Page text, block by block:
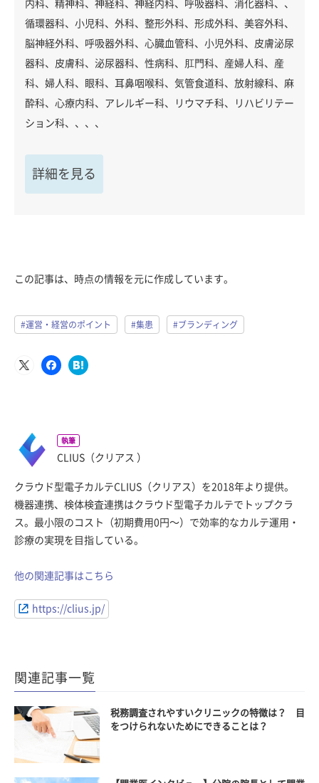
内科、精神科、神経科、神経内科、呼吸器科、消化器科、、
循環器科、小児科、外科、整形外科、形成外科、美容外科、
脳神経外科、呼吸器外科、心臓血管科、小児外科、皮膚泌尿
器科、皮膚科、泌尿器科、性病科、肛門科、産婦人科、産
科、婦人科、眼科、耳鼻咽喉科、気管食道科、放射線科、麻
酔科、心療内科、アレルギー科、リウマチ科、リハビリテー
ション科、、、、
詳細を見る
この記事は、時点の情報を元に作成しています。
#運営・経営のポイント #集患 #ブランディング
執筆
CLIUS（クリアス ）
クラウド型電子カルテCLIUS（クリアス）を2018年より提供。
機器連携、検体検査連携はクラウド型電子カルテでトップクラ
ス。最小限のコスト（初期費用0円〜）で効率的なカルテ運用・
診療の実現を目指している。
他の関連記事はこちら
https://clius.jp/
関連記事一覧
税務調査されやすいクリニックの特徴は？ 目
をつけられないためにできることは？